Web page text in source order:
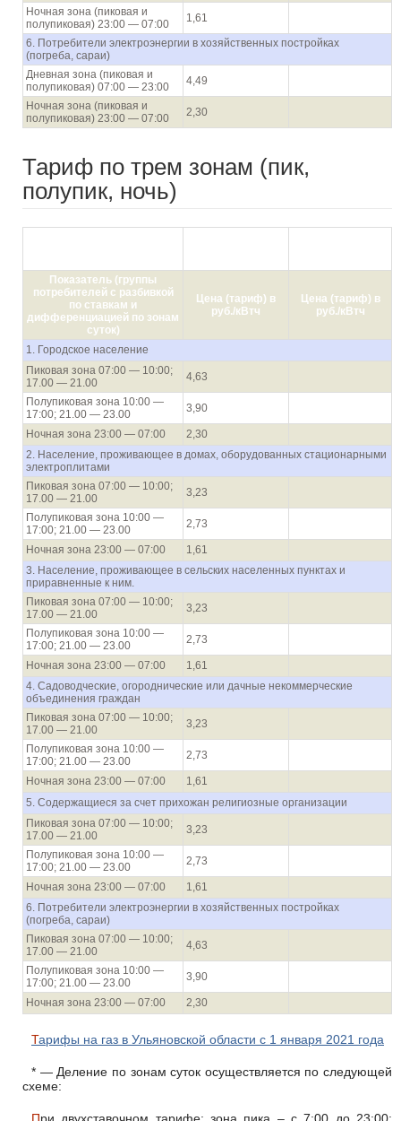
Ночная зона (пиковая и
полупиковая) 23:00 — 07:00
1,61
6. Потребители электроэнергии в хозяйственных постройках
(погреба, сараи)
Дневная зона (пиковая и
полупиковая) 07:00 — 23:00
4,49
Ночная зона (пиковая и
полупиковая) 23:00 — 07:00
2,30
Тариф по трем зонам (пик,
полупик, ночь)
Показатель (группы
потребителей с разбивкой
по ставкам и
дифференциацией по зонам
суток)
Цена (тариф) в
руб./кВтч
Цена (тариф) в
руб./кВтч
1. Городское население
Пиковая зона 07:00 — 10:00;
17.00 — 21.00
4,63
Полупиковая зона 10:00 —
17:00; 21.00 — 23.00
3,90
Ночная зона 23:00 — 07:00
2,30
2. Население, проживающее в домах, оборудованных стационарными
электроплитами
Пиковая зона 07:00 — 10:00;
17.00 — 21.00
3,23
Полупиковая зона 10:00 —
17:00; 21.00 — 23.00
2,73
Ночная зона 23:00 — 07:00
1,61
3. Население, проживающее в сельских населенных пунктах и
приравненные к ним.
Пиковая зона 07:00 — 10:00;
17.00 — 21.00
3,23
Полупиковая зона 10:00 —
17:00; 21.00 — 23.00
2,73
Ночная зона 23:00 — 07:00
1,61
4. Садоводческие, огороднические или дачные некоммерческие
объединения граждан
Пиковая зона 07:00 — 10:00;
17.00 — 21.00
3,23
Полупиковая зона 10:00 —
17:00; 21.00 — 23.00
2,73
Ночная зона 23:00 — 07:00
1,61
5. Содержащиеся за счет прихожан религиозные организации
Пиковая зона 07:00 — 10:00;
17.00 — 21.00
3,23
Полупиковая зона 10:00 —
17:00; 21.00 — 23.00
2,73
Ночная зона 23:00 — 07:00
1,61
6. Потребители электроэнергии в хозяйственных постройках
(погреба, сараи)
Пиковая зона 07:00 — 10:00;
17.00 — 21.00
4,63
Полупиковая зона 10:00 —
17:00; 21.00 — 23.00
3,90
Ночная зона 23:00 — 07:00 2,30
Тарифы на газ в Ульяновской области с 1 января 2021 года
* — Деление по зонам суток осуществляется по следующей
схеме: